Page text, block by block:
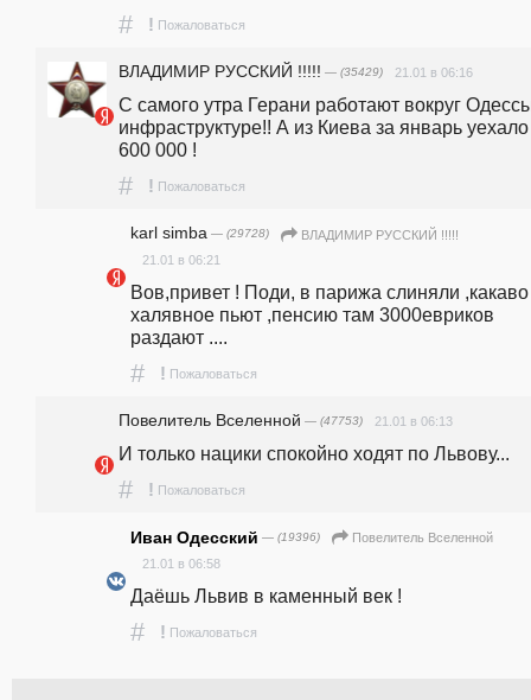
# ! Пожаловаться
ВЛАДИМИР РУССКИЙ !!!!! — (35429) 21.01 в 06:16
С самого утра Герани работают вокруг
инфраструктуре!! А из Киева за январь
600 000 !
# ! Пожаловаться
karl simba — (29728)
ВЛАДИМИР РУССКИЙ !!!!!
21.01 в 06:21
Вов,привет ! Поди, в парижа слиняли ,какаво
халявное пьют ,пенсию там 3000евриков
раздают ....
# ! Пожаловаться
Повелитель Вселенной — (47753) 21.01 в 06:13
И только нацики спокойно ходят по Львову...
# ! Пожаловаться
Иван Одесский — (19396)
Повелитель Вселенной
21.01 в 06:58
Даёшь Львив в каменный век !
# ! Пожаловаться